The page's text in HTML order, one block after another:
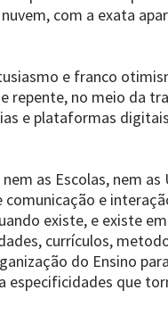
com a exata
e franco
repente, no meio da
e plataformas
as Escolas, nem
e
existe, e existe
currículos,
do Ensino
especificidades que